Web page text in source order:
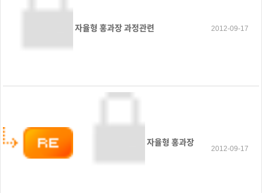
자율형 홍과장 과정관련 2012-09-17
자율형 홍과장
2012-09-17